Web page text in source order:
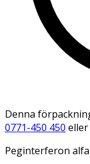
Denna
0771-450 450
Peginterferon